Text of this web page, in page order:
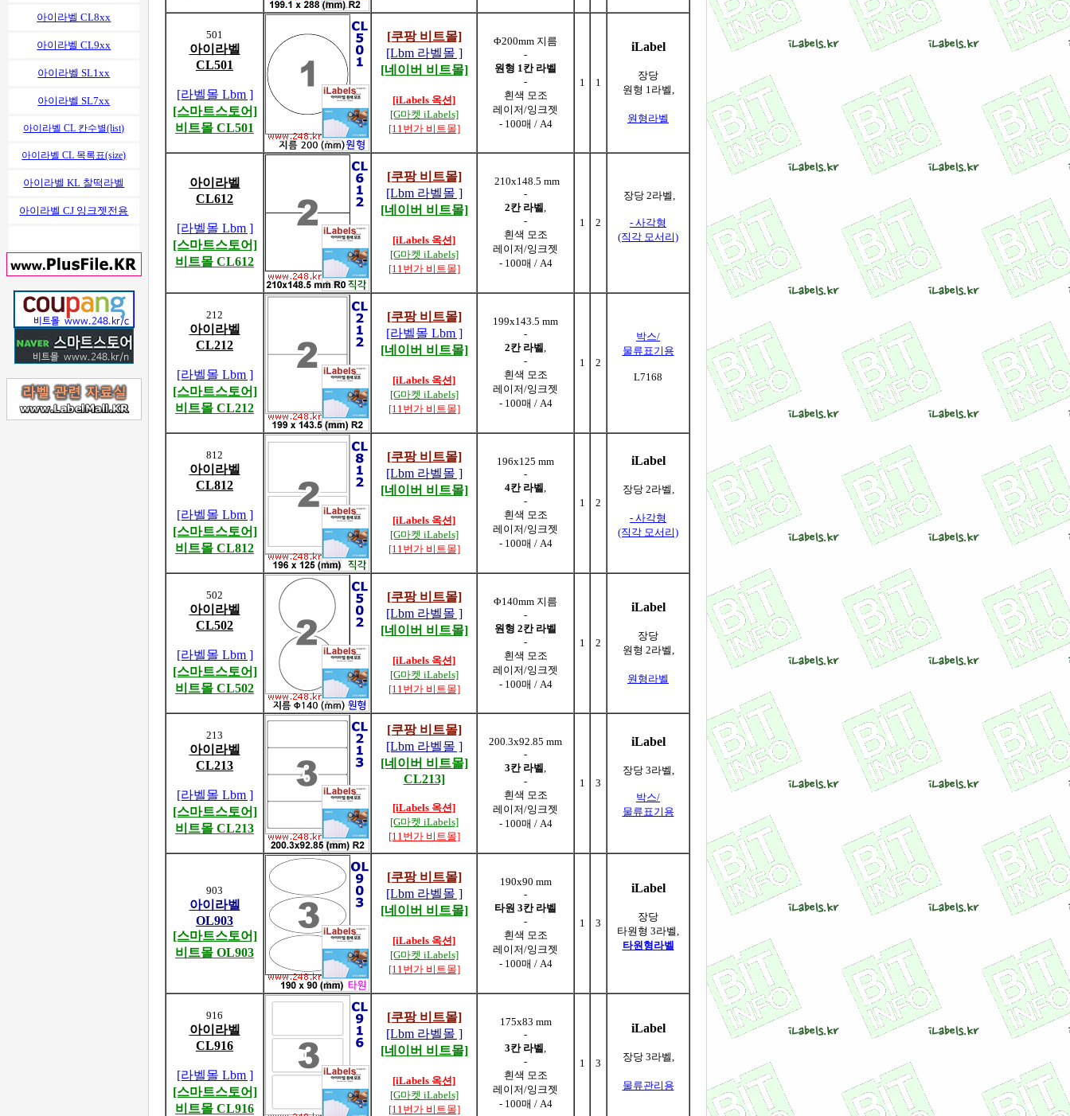
아이라벨 CL8xx
아이라벨 CL9xx
아이라벨 SL1xx
아이라벨 SL7xx
아이라벨 CL 칸수별(list)
아이라벨 CL 목록표(size)
아이라벨 KL 찰떡라벨
아이라벨 CJ 잉크젯전용
501
아이라벨
CL501
[라벨몰 Lbm ]
[스마트스토어]
비트몰 CL501
[쿠팡 비트몰]
[Lbm 라벨몰 ]
[네이버 비트몰]
[iLabels 옥션]
[G마켓 iLabels]
[11번가 비트몰]
Φ200mm 지름
-
원형 1칸 라벨
-
흰색 모조
레이저/잉크젯
- 100매 / A4
1 1
iLabel
장당
원형 1라벨,
원형라벨
아이라벨
CL612
[라벨몰 Lbm ]
[스마트스토어]
비트몰 CL612
[쿠팡 비트몰]
[Lbm 라벨몰 ]
[네이버 비트몰]
[iLabels 옥션]
[G마켓 iLabels]
[11번가 비트몰]
210x148.5 mm
-
2칸 라벨
-
흰색 모조
레이저/잉크젯
- 100매 / A4
1 2
장당 2라벨,
- 사각형
(직각 모서리)
212
아이라벨
CL212
[라벨몰 Lbm ]
[스마트스토어]
비트몰 CL212
[쿠팡 비트몰]
[라벨몰 Lbm ]
[네이버 비트몰]
[iLabels 옥션]
[G마켓 iLabels]
[11번가 비트몰]
199x143.5 mm
-
2칸 라벨
-
흰색 모조
레이저/잉크젯
- 100매 / A4
1 2
박스/
물류표기용
L7168
812
아이라벨
CL812
[라벨몰 Lbm ]
[스마트스토어]
비트몰 CL812
[쿠팡 비트몰]
[Lbm 라벨몰 ]
[네이버 비트몰]
[iLabels 옥션]
[G마켓 iLabels]
[11번가 비트몰]
196x125 mm
-
4칸 라벨
-
흰색 모조
레이저/잉크젯
- 100매 / A4
1 2
iLabel
장당 2라벨,
- 사각형
(직각 모서리)
502
아이라벨
CL502
[라벨몰 Lbm ]
[스마트스토어]
비트몰 CL502
[쿠팡 비트몰]
[Lbm 라벨몰 ]
[네이버 비트몰]
[iLabels 옥션]
[G마켓 iLabels]
[11번가 비트몰]
Φ140mm 지름
-
원형 2칸 라벨
-
흰색 모조
레이저/잉크젯
- 100매 / A4
1 2
iLabel
장당
원형 2라벨,
원형라벨
213
아이라벨
CL213
[라벨몰 Lbm ]
[스마트스토어]
비트몰 CL213
[쿠팡 비트몰]
[Lbm 라벨몰 ]
[네이버 비트몰]
CL213]
[iLabels 옥션]
[G마켓 iLabels]
[11번가 비트몰]
200.3x92.85 mm
-
3칸 라벨
-
흰색 모조
레이저/잉크젯
- 100매 / A4
1 3
iLabel
장당 3라벨,
박스/
물류표기용
903
아이라벨
OL903
[스마트스토어]
비트몰 OL903
[쿠팡 비트몰]
[Lbm 라벨몰 ]
[네이버 비트몰]
[iLabels 옥션]
[G마켓 iLabels]
[11번가 비트몰]
190x90 mm
-
타원 3칸 라벨
-
흰색 모조
레이저/잉크젯
- 100매 / A4
1 3
iLabel
장당
타원형 3라벨,
타원형라벨
916
아이라벨
CL916
[라벨몰 Lbm ]
[스마트스토어]
비트몰 CL916
[쿠팡 비트몰]
[Lbm 라벨몰 ]
[네이버 비트몰]
[iLabels 옥션]
[G마켓 iLabels]
[11번가 비트몰]
175x83 mm
-
3칸 라벨
-
흰색 모조
레이저/잉크젯
- 100매 / A4
1 3
iLabel
장당 3라벨,
물류관리용